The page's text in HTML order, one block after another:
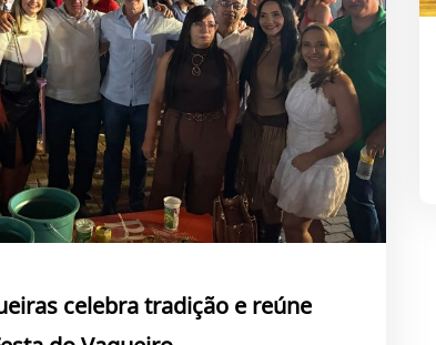
celebra tradição e reúne